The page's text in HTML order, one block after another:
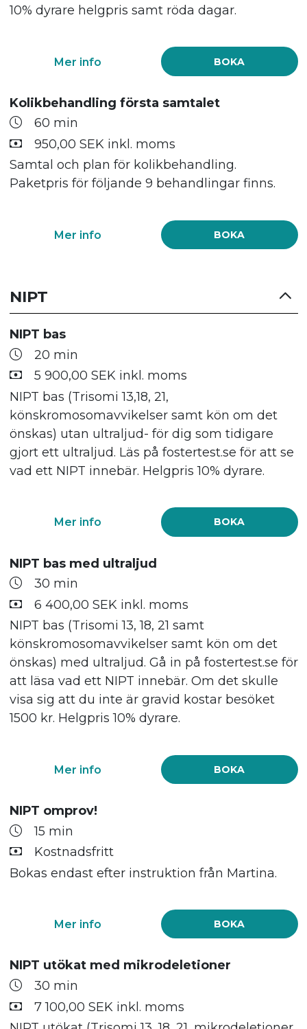
10% dyrare helgpris samt röda dagar.
BOKA
Mer info
Kolikbehandling första samtalet
60 min
950,00 SEK inkl. moms
Samtal och plan för kolikbehandling.
Paketpris för följande 9 behandlingar finns.
BOKA
Mer info
NIPT
NIPT bas
20 min
5 900,00 SEK inkl. moms
NIPT bas (Trisomi 13,18, 21,
könskromosomavvikelser samt kön om det
önskas) utan ultraljud- för dig som tidigare
gjort ett ultraljud. Läs på fostertest.se för att se
vad ett NIPT innebär. Helgpris 10% dyrare.
BOKA
Mer info
NIPT bas med ultraljud
30 min
6 400,00 SEK inkl. moms
NIPT bas (Trisomi 13, 18, 21 samt
könskromosomavvikelser samt kön om det
önskas) med ultraljud. Gå in på fostertest.se för
att läsa vad ett NIPT innebär. Om det skulle
visa sig att du inte är gravid kostar besöket
1500 kr. Helgpris 10% dyrare.
BOKA
Mer info
NIPT omprov!
15 min
Kostnadsfritt
Bokas endast efter instruktion från Martina.
BOKA
Mer info
NIPT utökat med mikrodeletioner
30 min
7 100,00 SEK inkl. moms